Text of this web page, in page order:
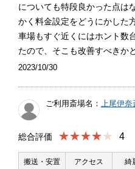
についても特段良かった点は
かく料金設定をどうにかした
車場もすぐ近くにはホント数
たので、そこも改善すべきか
2023/10/30
ご利用斎場名： 上尾伊
総合評価 ★★★★ 4
搬送・安置 アクセス 綺